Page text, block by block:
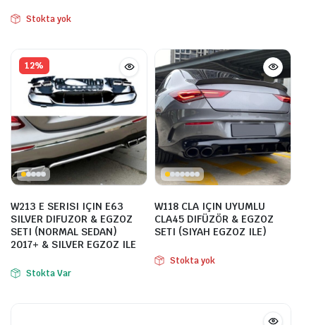
Stokta yok
12%
W213 E SERISI IÇIN E63
SILVER DIFUZOR & EGZOZ
SETI (NORMAL SEDAN)
2017+ & SILVER EGZOZ ILE
Stokta Var
W118 CLA IÇIN UYUMLU
CLA45 DIFÜZÖR & EGZOZ
SETI (SIYAH EGZOZ ILE)
Stokta yok